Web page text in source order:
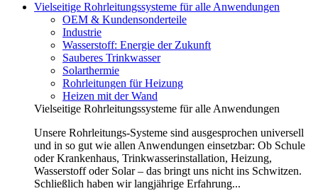
Vielseitige Rohrleitungssysteme für alle Anwendungen
OEM & Kundensonderteile
Industrie
Wasserstoff: Energie der Zukunft
Sauberes Trinkwasser
Solarthermie
Rohrleitungen für Heizung
Heizen mit der Wand
Vielseitige Rohrleitungssysteme für alle Anwendungen
Unsere Rohrleitungs-Systeme sind ausgesprochen universell
und in so gut wie allen Anwendungen einsetzbar: Ob Schule
oder Krankenhaus, Trinkwasserinstallation, Heizung,
Wasserstoff oder Solar – das bringt uns nicht ins Schwitzen.
Schließlich haben wir langjährige Erfahrung...